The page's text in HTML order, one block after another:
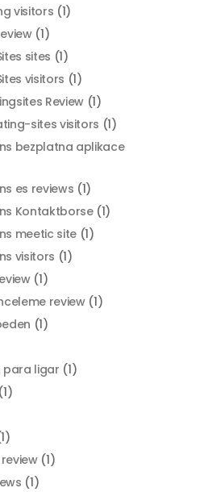
visitors (1)
(1)
sites (1)
visitors (1)
Review(1)
sites visitors (1)
bezplatna aplikace
es reviews (1)
Kontaktborse(1)
meetic site(1)
visitors (1)
(1)
review(1)
(1)
para ligar (1)
(1)
(1)